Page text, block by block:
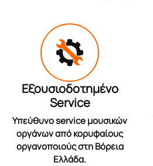
Εξουσιοδοτημένο
Service
Υπεύθυνο service μουσικών
οργάνων από κορυφαίους
οργανοποιούς στη Βόρεια
Ελλάδα.